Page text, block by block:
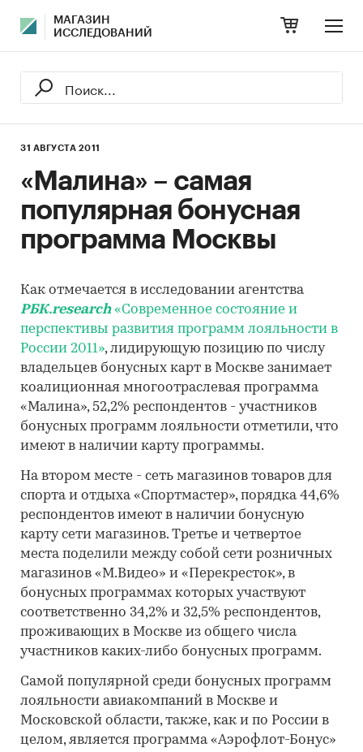
МАГАЗИН
ИССЛЕДОВАНИЙ
31 АВГУСТА 2011
«Малина» – самая
популярная бонусная
программа Москвы
Как отмечается в исследовании агентства
РБК.research «Современное состояние и
перспективы развития программ лояльности в
России 2011», лидирующую позицию по числу
владельцев бонусных карт в Москве занимает
коалиционная многоотраслевая программа
«Малина», 52,2% респондентов - участников
бонусных программ лояльности отметили, что
имеют в наличии карту программы.
На втором месте - сеть магазинов товаров для
спорта и отдыха «Спортмастер», порядка 44,6%
респондентов имеют в наличии бонусную
карту сети магазинов. Третье и четвертое
места поделили между собой сети розничных
магазинов «М.Видео» и «Перекресток», в
бонусных программах которых участвуют
соответственно 34,2% и 32,5% респондентов,
проживающих в Москве из общего числа
участников каких-либо бонусных программ.
Самой популярной среди бонусных программ
лояльности авиакомпаний в Москве и
Московской области, также, как и по России в
целом, является программа «Аэрофлот-Бонус»